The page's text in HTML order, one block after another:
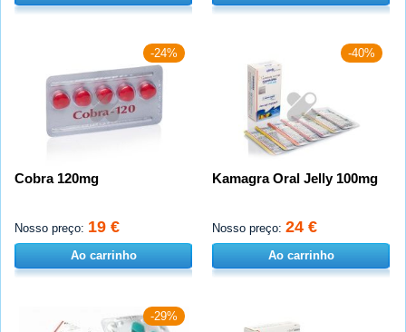
-24%
Cobra 120mg
Nosso preço: 19 €
Ao carrinho
-40%
Kamagra Oral Jelly 100mg
Nosso preço: 24 €
Ao carrinho
-29%